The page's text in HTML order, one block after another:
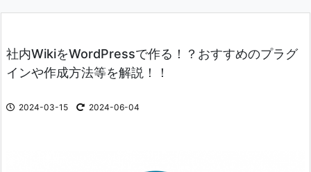
社内WikiをWordPressで作る！？おすすめのプラグ
インや作成方法等を解説！！
2024-03-15 2024-06-04